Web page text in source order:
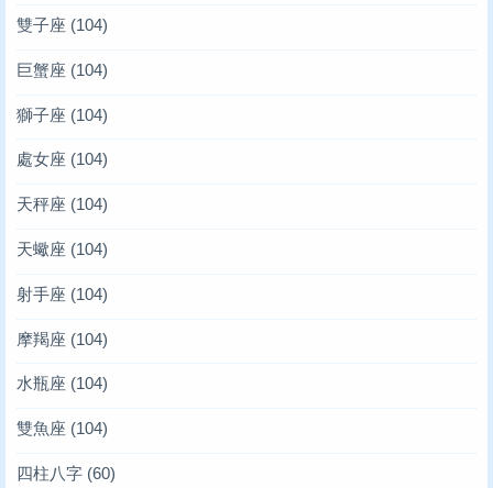
雙子座 (104)
巨蟹座 (104)
獅子座 (104)
處女座 (104)
天秤座 (104)
天蠍座 (104)
射手座 (104)
摩羯座 (104)
水瓶座 (104)
雙魚座 (104)
四柱八字 (60)